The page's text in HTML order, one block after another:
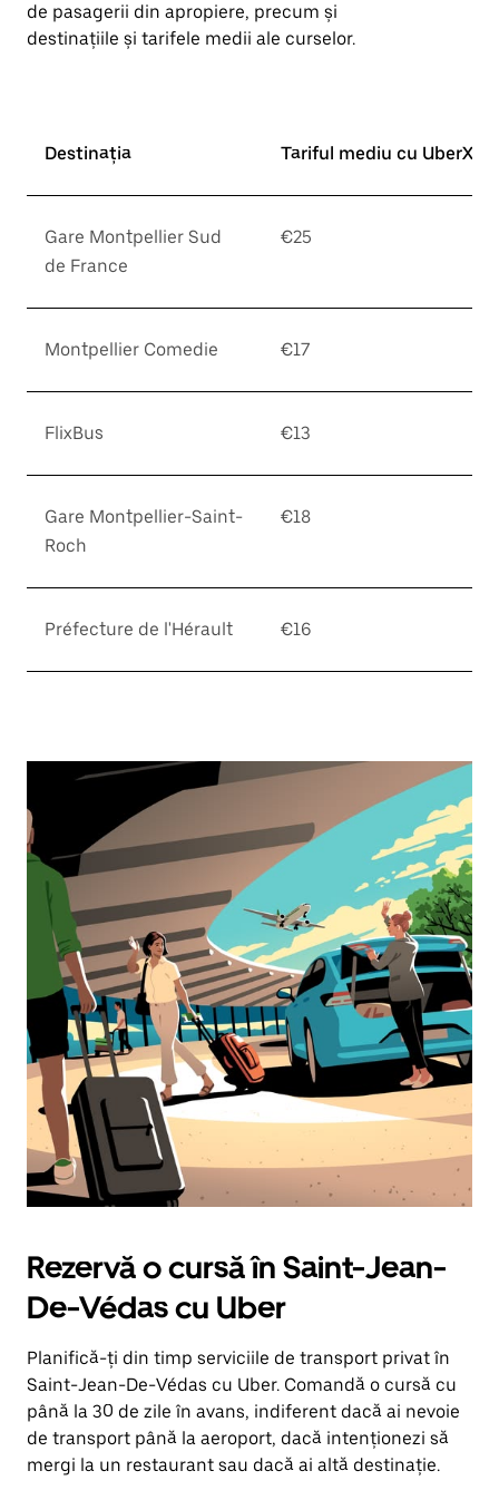
de pasagerii din apropiere, precum și
destinațiile și tarifele medii ale curselor.
Destinația Tariful mediu cu UberX*
Gare Montpellier Sud
de France
€25
Montpellier Comedie €17
FlixBus €13
Gare Montpellier-Saint-
Roch
€18
Préfecture de l'Hérault €16
Rezervă o cursă în Saint-Jean-
De-Védas cu Uber
Planifică-ți din timp serviciile de transport privat în
Saint-Jean-De-Védas cu Uber. Comandă o cursă cu
până la 30 de zile în avans, indiferent dacă ai nevoie
de transport până la aeroport, dacă intenționezi să
mergi la un restaurant sau dacă ai altă destinație.